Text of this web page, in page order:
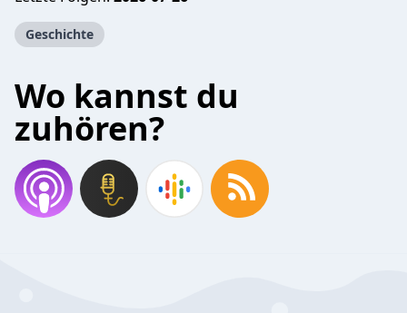
Geschichte
Wo kannst du
zuhören?